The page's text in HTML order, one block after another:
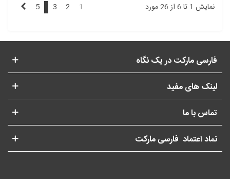
نمایش 1 تا 6 از 26 مورد 1
2
3
5
فارسی مارکت در یک نگاه
لینک های مفید
تماس با ما
نماد اعتماد فارسی مارکت